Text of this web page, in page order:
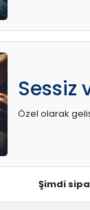
Sessiz
Özel olarak
Şimdi